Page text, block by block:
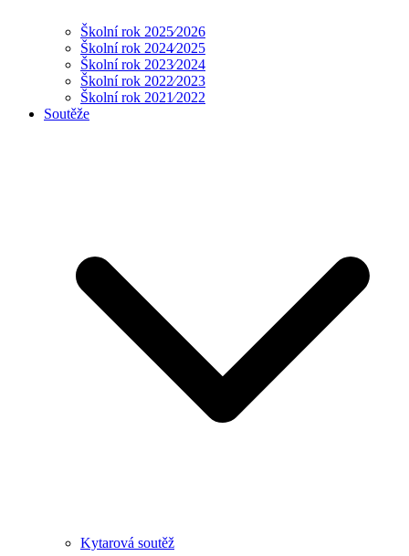
Školní rok 2025⁄2026
Školní rok 2024⁄2025
Školní rok 2023⁄2024
Školní rok 2022⁄2023
Školní rok 2021⁄2022
Soutěže
Kytarová soutěž